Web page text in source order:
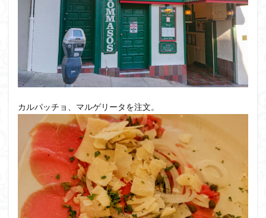
カルパッチョ、マルゲリータを注文。